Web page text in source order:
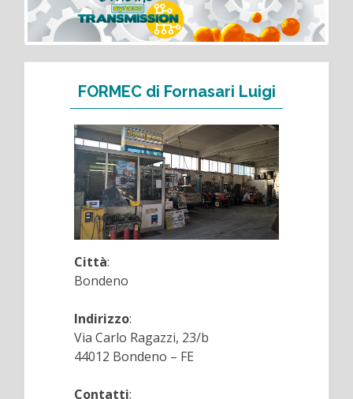
FORMEC di Fornasari Luigi
Città:
Bondeno
Indirizzo:
Via Carlo Ragazzi, 23/b
44012 Bondeno – FE
Contatti: